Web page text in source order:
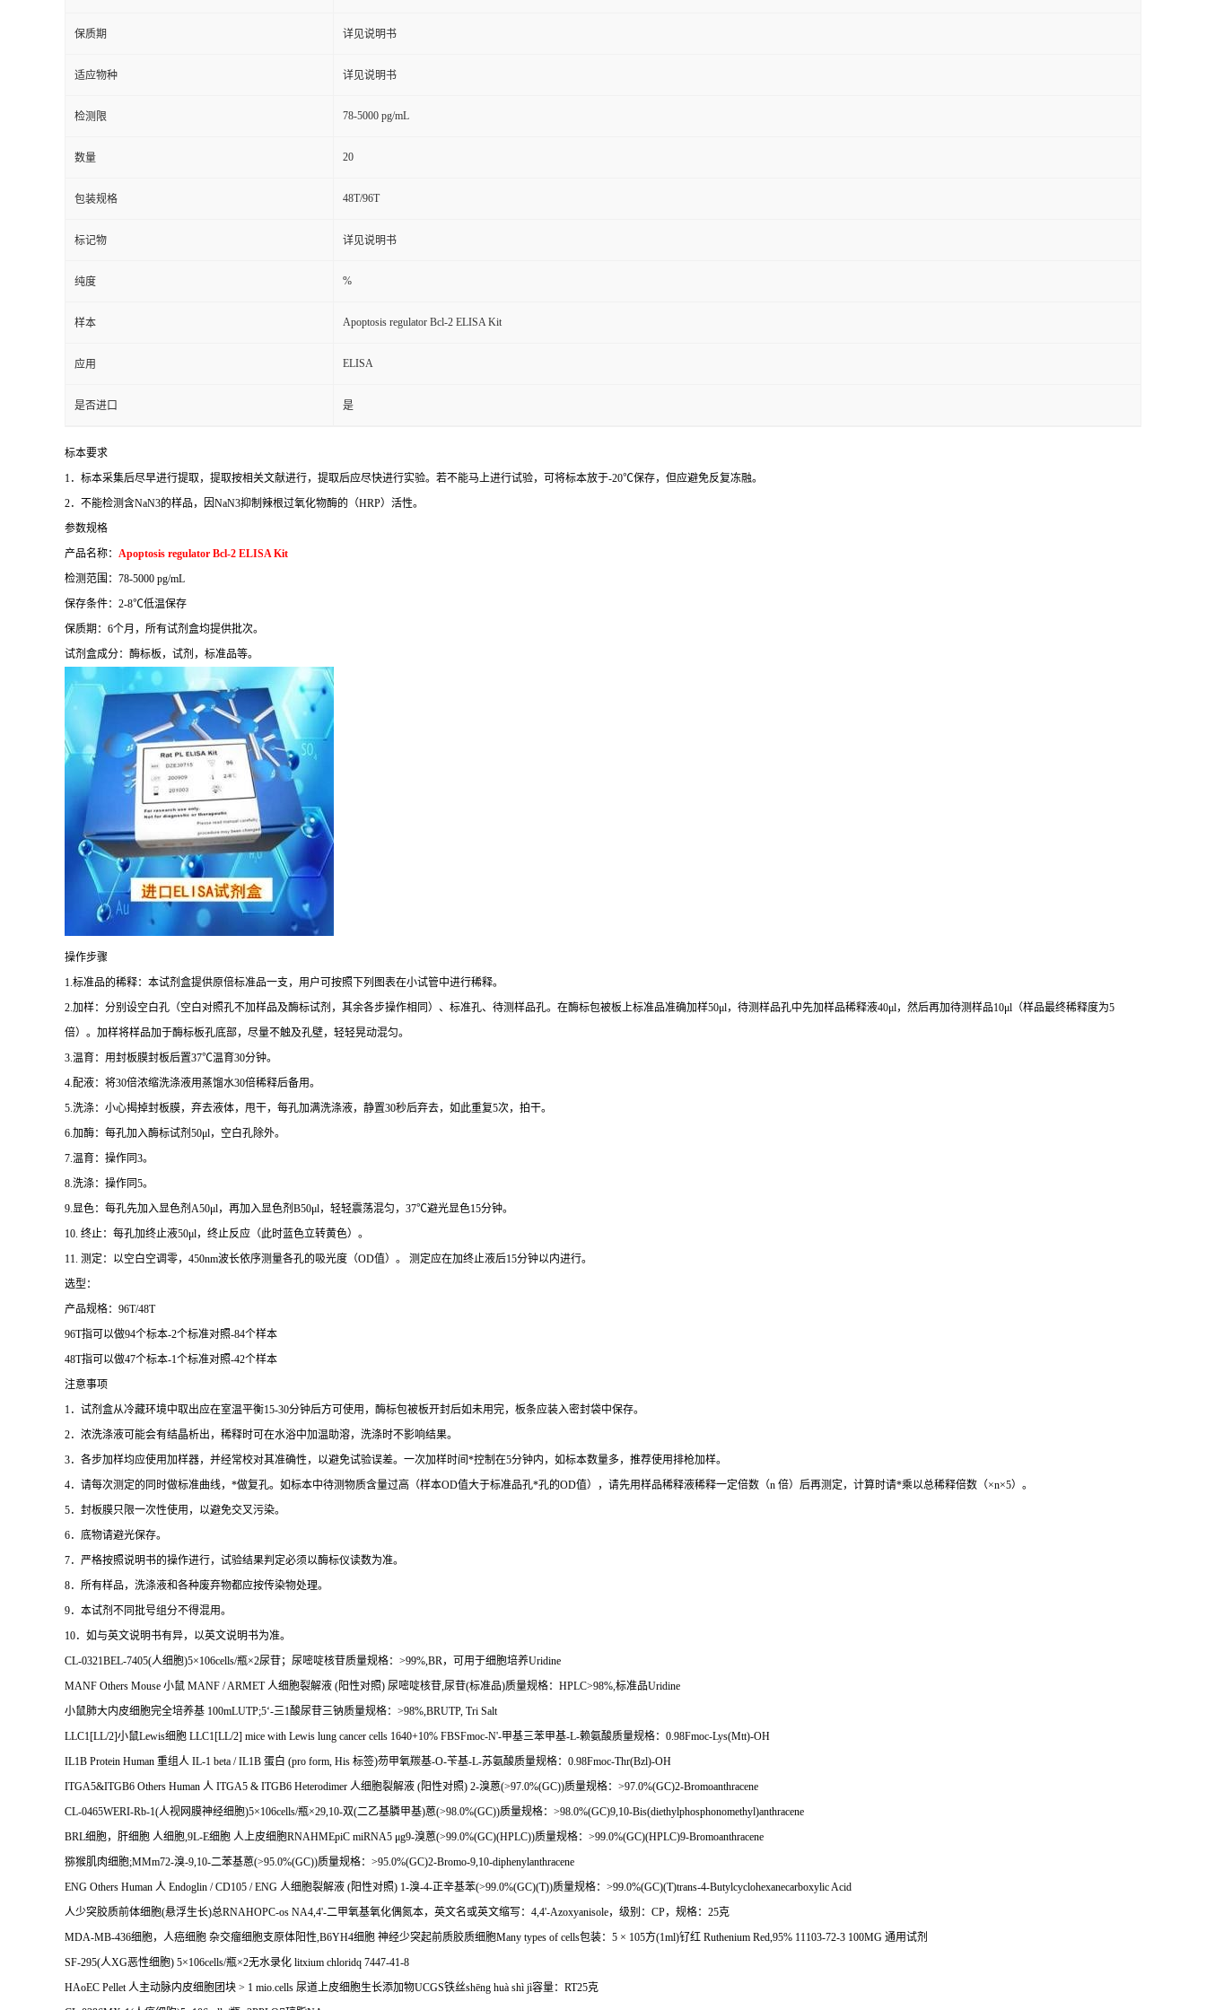
保质期 详见说明书
适应物种 详见说明书
检测限 78-5000 pg/mL
数量 20
包装规格 48T/96T
标记物 详见说明书
纯度 %
样本 Apoptosis regulator Bcl-2 ELISA Kit
应用 ELISA
是否进口 是
标本要求
1 ．标本采集后尽早进行提取，提取按相关文献进行，提取后应尽快进行实验。若不能马上进行试验，可将标本放于-20℃保存，但应避免反复冻融。
2．不能检测含NaN3的样品，因NaN3抑制辣根过氧化物酶的（HRP）活性。
参数规格
产品名称： Apoptosis regulator Bcl-2 ELISA Kit
检测范围： 78-5000 pg/mL
保存条件： 2-8℃低温保存
保质期： 6个月，所有试剂盒均提供批次。
试剂盒成分：酶标板，试剂，标准品等。
操作步骤
1. 标准品的稀释：本试剂盒提供原倍标准品一支，用户可按照下列图表在小试管中进行稀释。
2. 加样：分别设空白孔（空白对照孔不加样品及酶标试剂，其余各步操作相同）、标准孔、待测样品孔。在酶标包被板上标准品准确加样50μl，待测样品孔中先加样品稀释液40μl，然后再加待测样品10μl （样品最终稀释度为5
倍）。加样将样品加于酶标板孔底部，尽量不触及孔壁，轻轻晃动混匀。
3. 温育：用封板膜封板后置37℃温育30分钟。
4. 配液：将30倍浓缩洗涤液用蒸馏水30倍稀释后备用。
5. 洗涤：小心揭掉封板膜，弃去液体，甩干，每孔加满洗涤液，静置30秒后弃去，如此重复5次，拍干。
6. 加酶：每孔加入酶标试剂 50μl，空白孔除外。
7. 温育：操作同3。
8. 洗涤：操作同5。
9. 显色：每孔先加入显色剂 A50μl，再加入显色剂 B50μl，轻轻震荡混匀， 37℃避光显色15分钟。
10. 终止：每孔加终止液50μl，终止反应（此时蓝色立转黄色）。
11. 测定：以空白空调零， 450nm波长依序测量各孔的吸光度（OD值）。 测定应在加终止液后15分钟以内进行。
选型：
产品规格： 96T/48T
96T指可以做94个标本-2个标准对照-84个样本
48T指可以做47个标本-1个标准对照-42个样本
注意事项
1 ．试剂盒从冷藏环境中取出应在室温平衡15-30分钟后方可使用，酶标包被板开封后如未用完，板条应装入密封袋中保存。
2．浓洗涤液可能会有结晶析出，稀释时可在水浴中加温助溶，洗涤时不影响结果。
3．各步加样均应使用加样器，并经常校对其准确性，以避免试验误差。一次加样时间*控制在5分钟内，如标本数量多，推荐使用排枪加样。
4．请每次测定的同时做标准曲线， *做复孔。如标本中待测物质含量过高（样本OD值大于标准品孔*孔的OD值），请先用样品稀释液稀释一定倍数（n 倍）后再测定，计算时请*乘以总稀释倍数（×n×5）。
5．封板膜只限一次性使用，以避免交叉污染。
6．底物请避光保存。
7．严格按照说明书的操作进行，试验结果判定必须以酶标仪读数为准。
8．所有样品，洗涤液和各种废弃物都应按传染物处理。
9．本试剂不同批号组分不得混用。
10．如与英文说明书有异，以英文说明书为准。
CL-0321BEL-7405(人细胞)5×106cells/瓶×2尿苷；尿嘧啶核苷质量规格： >99%,BR ，可用于细胞培养Uridine
MANF Others Mouse 小鼠 MANF / ARMET 人细胞裂解液 (阳性对照) 尿嘧啶核苷 尿苷(标准品)质量规格： HPLC>98%, 标准品Uridine
小鼠肺大内皮细胞完全培养基 100mLUTP;5‘-三1酸尿苷三钠质量规格： >98%,BRUTP, Tri Salt
LLC1[LL/2]小鼠Lewis细胞 LLC1[LL/2] mice with Lewis lung cancer cells 1640+10% FBSFmoc-N'-甲基三苯甲基-L-赖氨酸质量规格： 0.98Fmoc-Lys(Mtt)-OH
IL1B Protein Human 重组人 IL-1 beta / IL1B 蛋白 (pro form, His 标签)芴甲氧羰基-O-苄基-L-苏氨酸质量规格： 0.98Fmoc-Thr(Bzl)-OH
ITGA5&ITGB6 Others Human 人 ITGA5 & ITGB6 Heterodimer 人细胞裂解液 (阳性对照) 2-溴蒽(>97.0%(GC))质量规格： >97.0%(GC)2-Bromoanthracene
CL-0465WERI-Rb-1(人视网膜神经细胞)5×106cells/瓶×29,10-双(二乙基膦甲基)蒽(>98.0%(GC))质量规格： >98.0%(GC)9,10-Bis(diethylphosphonomethyl)anthracene
BRL细胞，肝细胞 人细胞 ,9L-E细胞 人上皮细胞RNAHMEpiC miRNA5 μg9-溴蒽(>99.0%(GC)(HPLC))质量规格： >99.0%(GC)(HPLC)9-Bromoanthracene
猕猴肌肉细胞;MMm72-溴-9,10-二苯基蒽(>95.0%(GC))质量规格： >95.0%(GC)2-Bromo-9,10-diphenylanthracene
ENG Others Human 人 Endoglin / CD105 / ENG 人细胞裂解液 (阳性对照) 1-溴-4-正辛基苯(>99.0%(GC)(T))质量规格： >99.0%(GC)(T)trans-4-Butylcyclohexanecarboxylic Acid
人少突胶质前体细胞(悬浮生长)总RNAHOPC-os NA4,4'-二甲氧基氧化偶氮本，英文名或英文缩写： 4,4'-Azoxyanisole，级别： CP，规格： 25克
MDA-MB-436细胞，人癌细胞 杂交瘤细胞支原体阳性 ,B6YH4细胞 神经少突起前质胶质细胞Many types of cells包装： 5 × 105方(1ml)钌红 Ruthenium Red,95% 11103-72-3 100MG 通用试剂
SF-295(人XG恶性细胞) 5×106cells/瓶×2无水录化 litxium chloridq 7447-41-8
HAoEC Pellet 人主动脉内皮细胞团块 > 1 mio.cells 尿道上皮细胞生长添加物UCGS铁丝shēng huà shì jì容量： RT25克